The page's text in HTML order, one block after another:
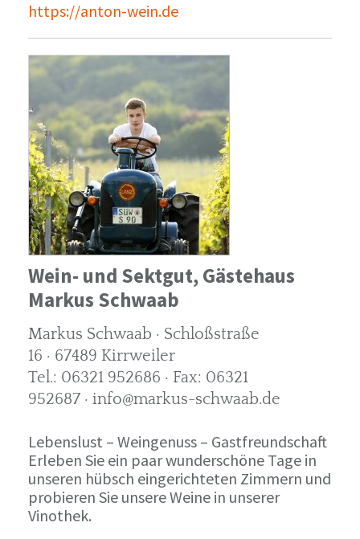
https://anton-wein.de
Wein- und Sektgut, Gästehaus
Markus Schwaab
Markus Schwaab · Schloßstraße
16 · 67489 Kirrweiler
Tel.: 06321 952686 · Fax: 06321
952687 · info@markus-schwaab.de
Lebenslust – Weingenuss – Gastfreundschaft
Erleben Sie ein paar wunderschöne Tage in
unseren hübsch eingerichteten Zimmern und
probieren Sie unsere Weine in unserer
Vinothek.